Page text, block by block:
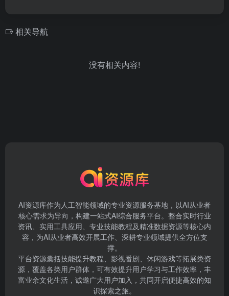
相关导航
没有相关内容!
AI资源库作为人工智能领域的专业资源服务基地，以AI从业者
核心需求为导向，构建一站式AI综合服务平台。整合实时行业
资讯、实用工具应用、专业技能教程及精准数据资源等核心内
容，为AI从业者高效开展工作、深耕专业领域提供全方位支
撑。
平台资源囊括技能提升教程、影视番剧、休闲游戏等拓展类资
源，覆盖各类用户群体，可有效提升用户学习与工作效率，丰
富业余文化生活，诚邀广大用户加入，共同开启便捷高效的知
识探索之旅。